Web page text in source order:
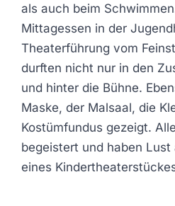
als auch beim
Mittagessen in der
Theaterführung vom
durften nicht nur in den
und hinter die Bühne.
Maske, der Malsaal, die
Kostümfundus gezeigt.
begeistert und haben Lust
eines